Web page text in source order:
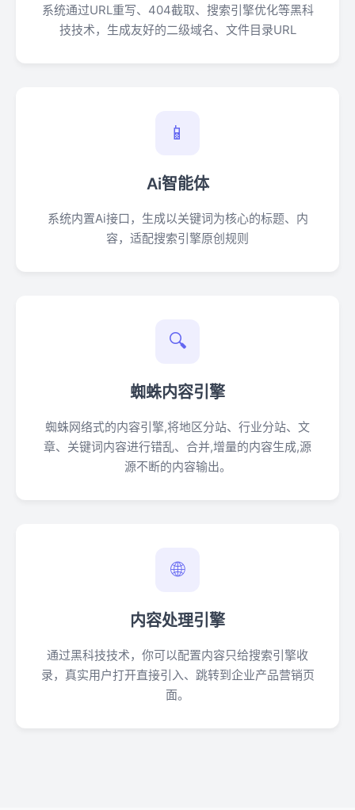
系统通过URL重写、404截取、搜索引擎优化等黑科
技技术，生成友好的二级域名、文件目录URL
📱
Ai智能体
系统内置Ai接口，生成以关键词为核心的标题、内
容，适配搜索引擎原创规则
🔍
蜘蛛内容引擎
蜘蛛网络式的内容引擎,将地区分站、行业分站、文
章、关键词内容进行错乱、合并,增量的内容生成,源
源不断的内容输出。
🌐
内容处理引擎
通过黑科技技术，你可以配置内容只给搜索引擎收
录，真实用户打开直接引入、跳转到企业产品营销页
面。